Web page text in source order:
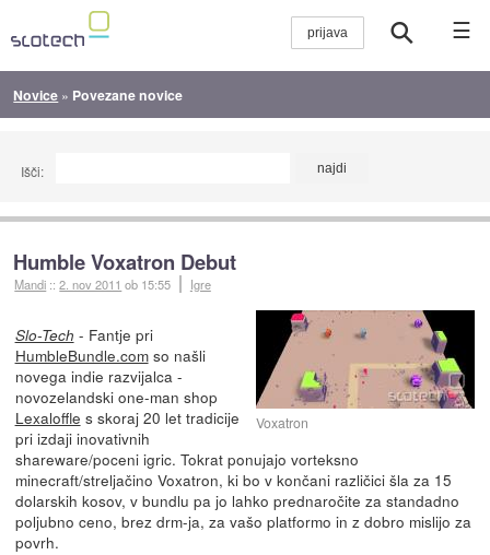
☰
Novice » Povezane novice
Išči:
Humble Voxatron Debut
Mandi ::2. nov 2011 ob 15:55 Igre
Voxatron
Slo-Tech - Fantje pri
HumbleBundle.comso našli
novega indie razvijalca -
novozelandski one-man shop
Lexaloffle s skoraj 20 let tradicije
pri izdaji inovativnih
shareware/poceni igric. Tokrat ponujajo vorteksno
minecraft/streljačino Voxatron, ki bo v končani različici šla za 15
dolarskih kosov, v bundlu pa jo lahko prednaročite za standadno
poljubno ceno, brez drm-ja, za vašo platformo in z dobro mislijo za
povrh.